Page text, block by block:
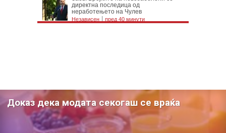
Доказ дека модата секогаш се враќа